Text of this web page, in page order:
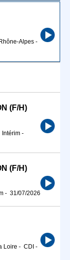
Alpes -
(F/H)
Intérim -
(F/H)
- 31/07/2026
Loire - CDI -